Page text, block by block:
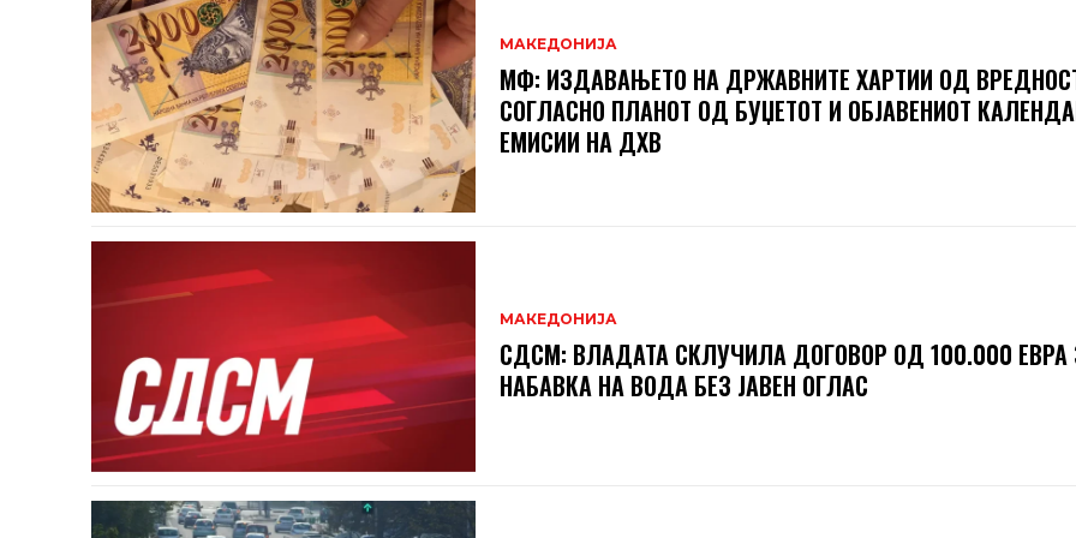
МАКЕДОНИЈА
МФ: ИЗДАВАЊЕТО НА ДРЖАВНИТЕ ХАРТИИ ОД
СОГЛАСНО ПЛАНОТ ОД БУЏЕТОТ И ОБЈАВЕНИОТ
ЕМИСИИ НА ДХВ
МАКЕДОНИЈА
СДСМ: ВЛАДАТА СКЛУЧИЛА ДОГОВОР ОД 100.000 ЕВРА
НАБАВКА НА ВОДА БЕЗ ЈАВЕН ОГЛАС